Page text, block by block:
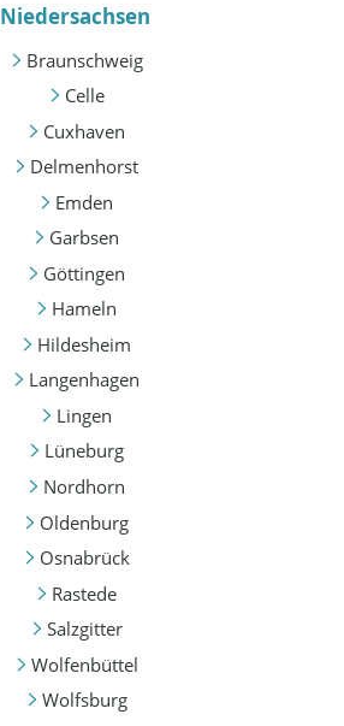
Niedersachsen
Braunschweig
Celle
Cuxhaven
Delmenhorst
Emden
Garbsen
Göttingen
Hameln
Hildesheim
Langenhagen
Lingen
Lüneburg
Nordhorn
Oldenburg
Osnabrück
Rastede
Salzgitter
Wolfenbüttel
Wolfsburg